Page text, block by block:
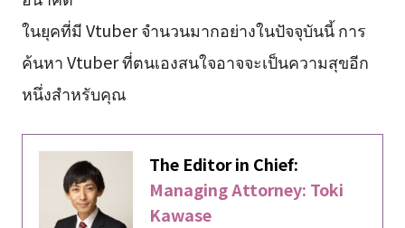
ในยุคที่มี Vtuber จำนวนมากอย่างในปัจจุบันนี้ การ
ค้นหา Vtuber ที่ตนเองสนใจอาจจะเป็นความสุขอีก
หนึ่งสำหรับคุณ
The Editor in Chief:
Managing Attorney: Toki
Kawase